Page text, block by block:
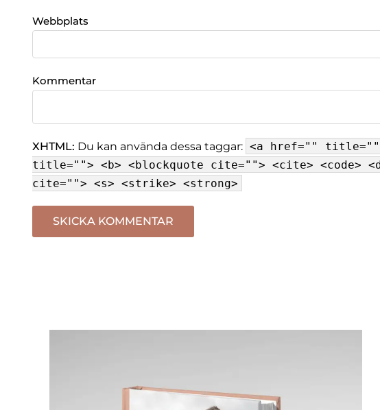
Webbplats
Kommentar
XHTML: Du kan använda dessa taggar: <a href=""
title=""> <b> <blockquote cite=""> <cite> <code>
cite=""> <s> <strike> <strong>